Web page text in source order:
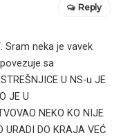
Sram neka je vavek
sa
U NS-u JE
JE U
NEKO KO NIJE
URADI DO KRAJA VEĆ
Reply